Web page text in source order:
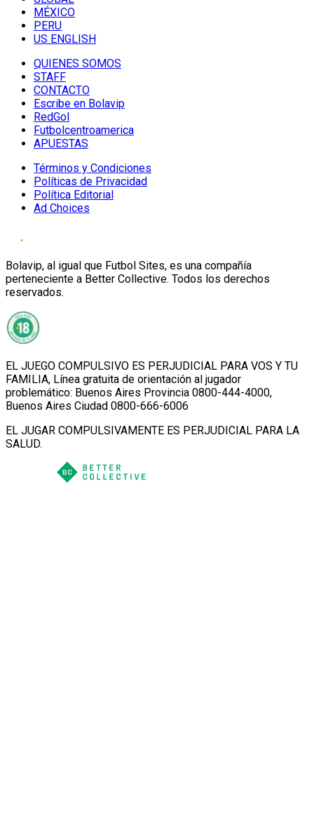
MÉXICO
PERU
US ENGLISH
QUIENES SOMOS
STAFF
CONTACTO
Escribe en Bolavip
RedGol
Futbolcentroamerica
APUESTAS
Términos y Condiciones
Políticas de Privacidad
Política Editorial
Ad Choices
Bolavip, al igual que Futbol Sites, es una compañía
perteneciente a Better Collective. Todos los derechos
reservados.
EL JUEGO COMPULSIVO ES PERJUDICIAL PARA VOS Y TU
FAMILIA, Línea gratuita de orientación al jugador
problemático: Buenos Aires Provincia 0800-444-4000,
Buenos Aires Ciudad 0800-666-6006
EL JUGAR COMPULSIVAMENTE ES PERJUDICIAL PARA LA
SALUD.